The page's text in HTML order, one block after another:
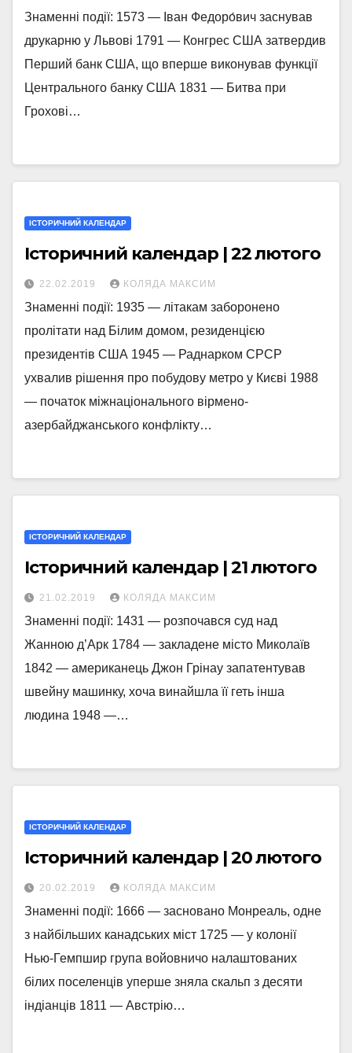
Знаменні події: 1573 — Іван Федоро́вич заснував
друкарню у Львові 1791 — Конгрес США затвердив
Перший банк США, що вперше виконував функції
Центрального банку США 1831 — Битва при
Грохові…
ІСТОРИЧНИЙ КАЛЕНДАР
Історичний календар | 22 лютого
22.02.2019 КОЛЯДА МАКСИМ
Знаменні події: 1935 — літакам заборонено
пролітати над Білим домом, резиденцією
президентів США 1945 — Раднарком СРСР
ухвалив рішення про побудову метро у Києві 1988
— початок міжнаціонального вірмено-
азербайджанського конфлікту…
ІСТОРИЧНИЙ КАЛЕНДАР
Історичний календар | 21 лютого
21.02.2019 КОЛЯДА МАКСИМ
Знаменні події: 1431 — розпочався суд над
Жанною д’Арк 1784 — закладене місто Миколаїв
1842 — американець Джон Грінау запатентував
швейну машинку, хоча винайшла її геть інша
людина 1948 —…
ІСТОРИЧНИЙ КАЛЕНДАР
Історичний календар | 20 лютого
20.02.2019 КОЛЯДА МАКСИМ
Знаменні події: 1666 — засновано Монреаль, одне
з найбільших канадських міст 1725 — у колонії
Нью-Гемпшир група войовничо налаштованих
білих поселенців уперше зняла скальп з десяти
індіанців 1811 — Австрію…